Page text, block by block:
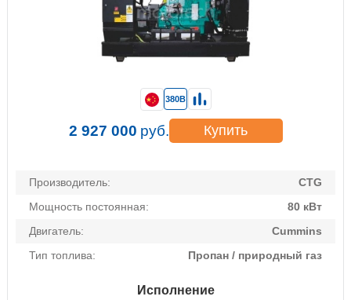
Производитель:
CTG
Мощность постоянная:
80 кВт
Двигатель:
Cummins
Тип топлива:
Пропан / природный газ
Исполнение
380В
2 927 000 руб. Купить